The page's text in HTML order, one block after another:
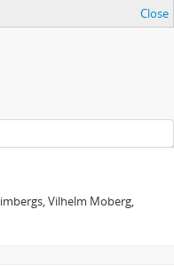
Close
Vilhelm Moberg,